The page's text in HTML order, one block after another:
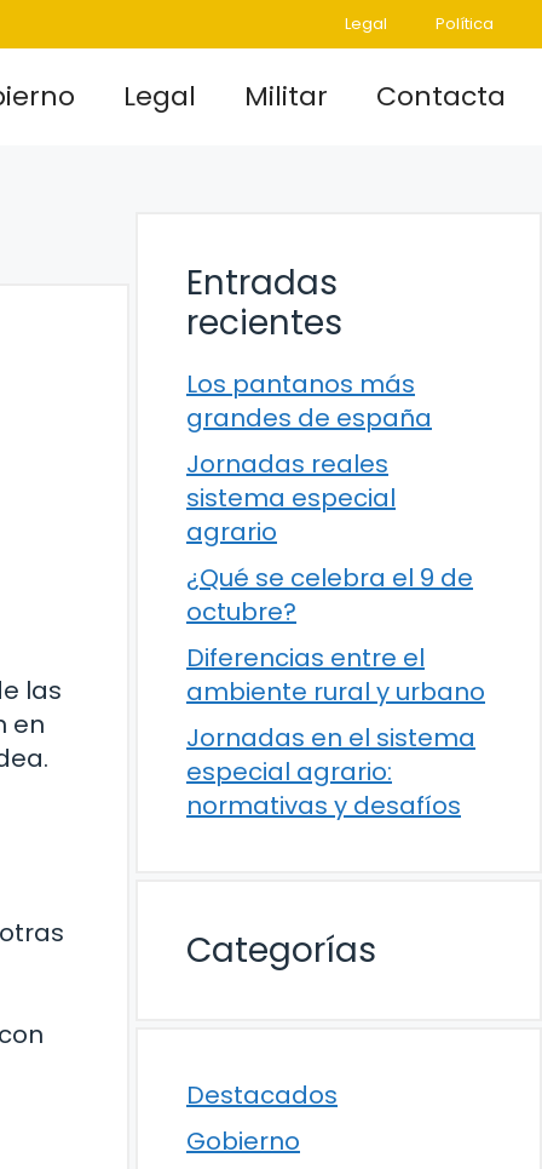
Legal Política
Legal Militar Contacta
las
en
Entradas
recientes
Los pantanos más
grandes de españa
Jornadas reales
sistema especial
agrario
¿Qué se celebra el 9 de
octubre?
Diferencias entre el
ambiente rural y urbano
Jornadas en el sistema
especial agrario:
normativas y desafíos
Categorías
Destacados
Gobierno